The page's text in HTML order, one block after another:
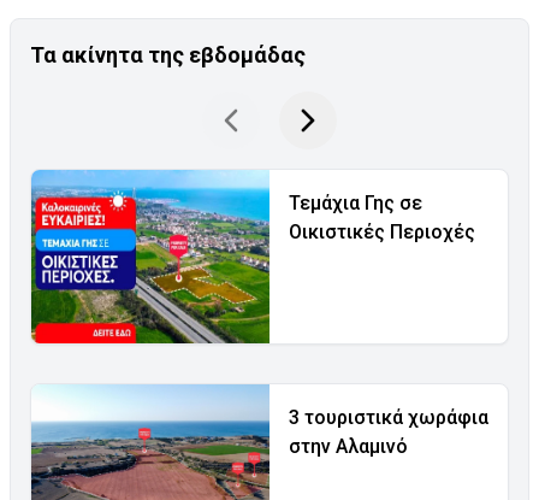
Τα ακίνητα της εβδομάδας
Τεμάχια Γης σε
Οικιστικές Περιοχές
3 τουριστικά χωράφια
στην Αλαμινό